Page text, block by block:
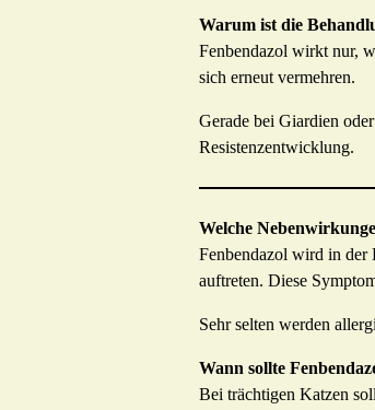
Warum ist die
Fenbendazol wirkt nur,
sich erneut vermehren.
Gerade bei Giardien
Resistenzentwicklung.
Welche
Fenbendazol wird in der
auftreten. Diese
Sehr selten werden
Wann sollte
Bei trächtigen Katzen